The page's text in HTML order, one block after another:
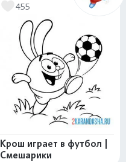
455
Крош играет в футбол |
Смешарики